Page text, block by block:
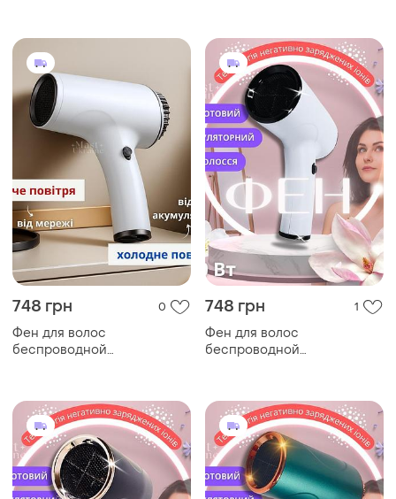
тёплым от сети черный,
bdf-1-b
748 грн 0
Фен для волос
беспроводной
тёплым от сети белый, bdf-
1-w
748 грн 1
Фен для волос
беспроводной
аккумулятора и тёплым от
сети белый, whd-01-white